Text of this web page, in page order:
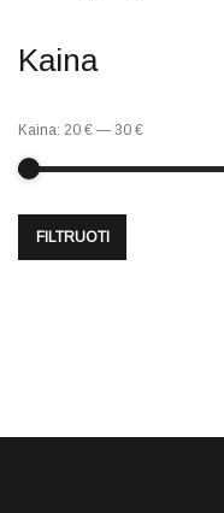
Kaina
FILTRUOTI
Kaina: 20 € — 30 €